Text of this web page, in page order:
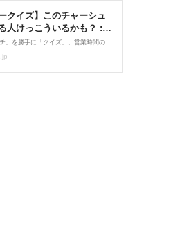
クイズ】このチャーシュ
人けっこういるかも？ :
ん
沼津の「ランチ」を勝手に「クイズ」。営業時間の看板でわかったらすごい。意外と遅い時間までやってる。餃子もおいしくて持ち帰りもできる。今まで見たことのない仕切りが設置してあった。せっかくだから食券を仕切りの下からスルスル。手打と半チャーハン。そろそろわかっ